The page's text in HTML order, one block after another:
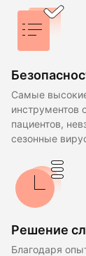
Самые
инструментов
пациентов,
сезонные
Решение
Благодаря